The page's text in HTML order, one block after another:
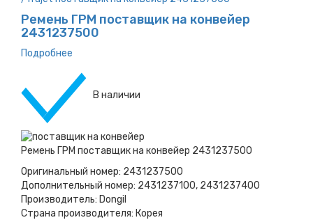
Ремень ГРМ поставщик на конвейер
2431237500
Подробнее
В наличии
Ремень ГРМ поставщик на конвейер 2431237500
Оригинальный номер: 2431237500
Дополнительный номер: 2431237100, 2431237400
Производитель: Dongil
Страна производителя: Корея